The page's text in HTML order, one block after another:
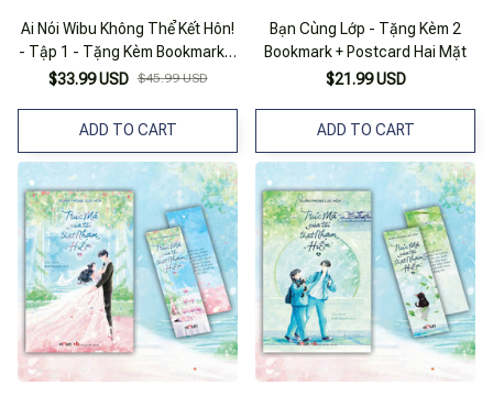
Ai Nói Wibu Không Thể Kết Hôn!
- Tập 1 - Tặng Kèm Bookmark 2
Mặt
$33.99 USD $45.99 USD
ADD TO CART
Bạn Cùng Lớp - Tặng Kèm 2
Bookmark + Postcard Hai Mặt
$21.99 USD
ADD TO CART